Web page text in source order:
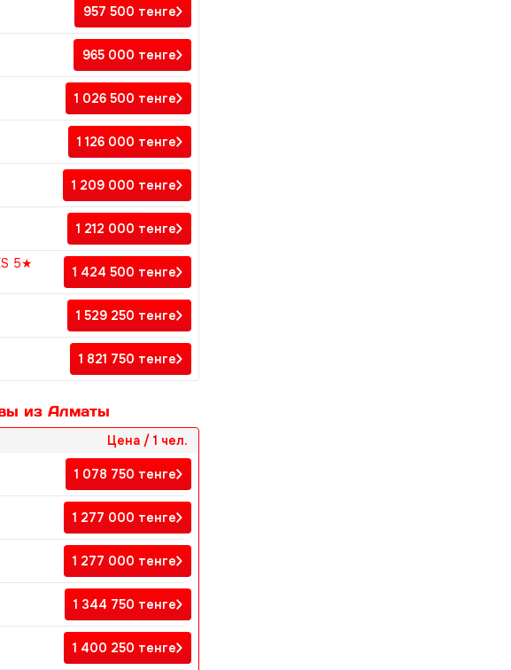
957 500 тенге
965 000 тенге
1 026 500 тенге
1 126 000 тенге
1 209 000 тенге
1 212 000 тенге
5★
1 424 500 тенге
1 529 250 тенге
1 821 750 тенге
из Алматы
Цена / 1 чел.
1 078 750 тенге
1 277 000 тенге
1 277 000 тенге
1 344 750 тенге
1 400 250 тенге